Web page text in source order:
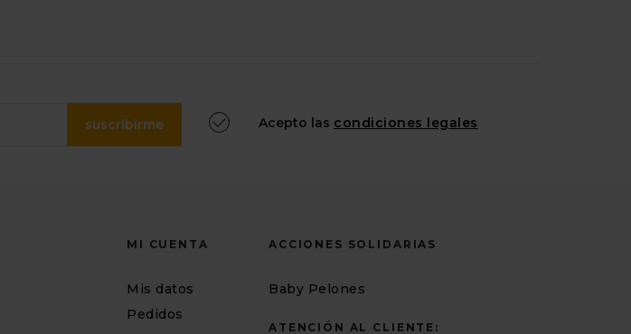
suscribirme Acepto las condiciones legales
MI CUENTA
Mis datos
Pedidos
ACCIONES SOLIDARIAS
Baby Pelones
ATENCIÓN AL CLIENTE: